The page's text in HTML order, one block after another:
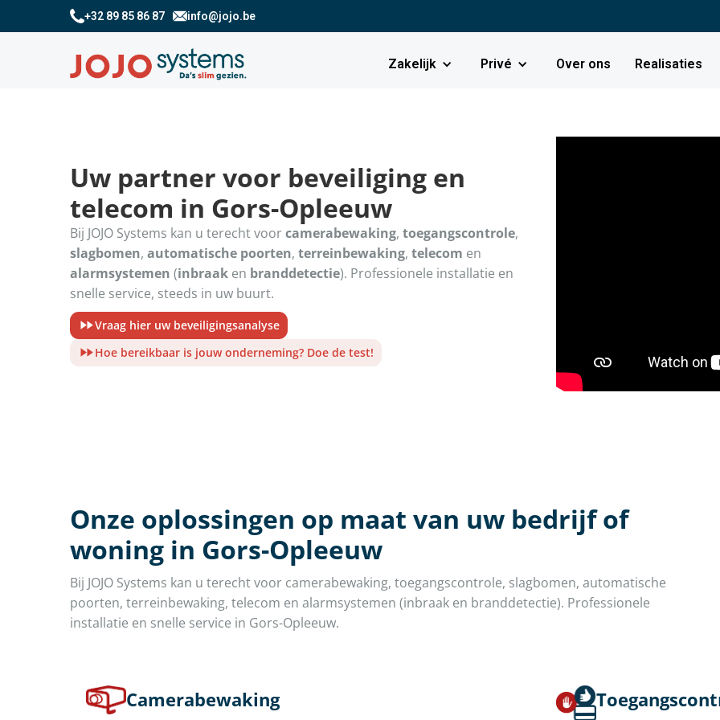
+32 89 85 86 87 info@jojo.be
Zakelijk Privé Over ons Realisaties
Uw partner voor beveiliging en
telecom in Gors-Opleeuw
Bij JOJO Systems kan u terecht voorcamerabewaking, toegangscontrole,
slagbomen, automatische poorten, terreinbewaking, telecom en
alarmsystemen (inbraak en branddetectie). Professionele installatie en
snelle service, steeds in uw buurt.
Vraag hier uw beveiligingsanalyse
Hoe bereikbaar is jouw onderneming? Doe de test!
Onze oplossingen op maat van uw bedrijf of
woning in Gors-Opleeuw
Bij JOJO Systems kan u terecht voor camerabewaking, toegangscontrole, slagbomen, automatische
poorten, terreinbewaking, telecom en alarmsystemen (inbraak en branddetectie). Professionele
installatie en snelle service in Gors-Opleeuw.
Camerabewaking